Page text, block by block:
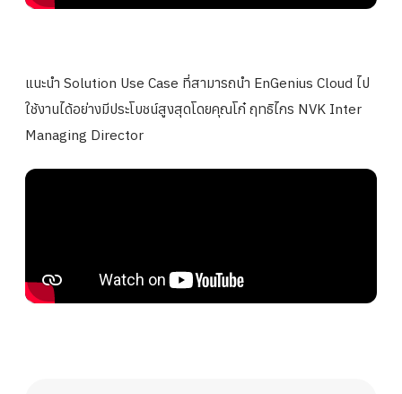
แนะนำ Solution Use Case ที่สามารถนำ EnGenius Cloud ไป
ใช้งานได้อย่างมีประโบชน์สูงสุดโดยคุณโก๋ ฤทธิไกร NVK Inter
Managing Director